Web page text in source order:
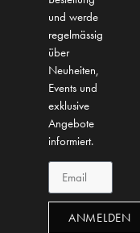
und werde
regelmässig
über
Neuheiten,
Events und
exklusive
Angebote
informiert.
ANMELDEN